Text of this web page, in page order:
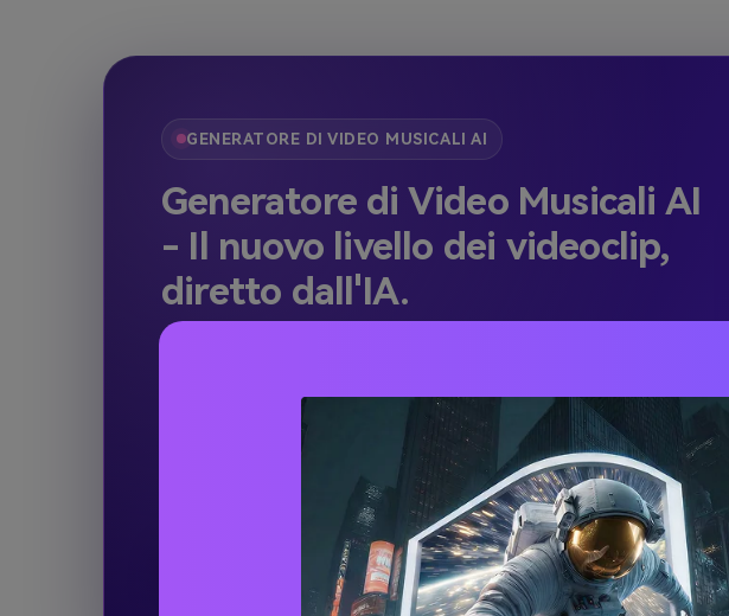
GENERATORE DI VIDEO MUSICALI AI
Generatore di Video Musicali AI
- Il nuovo livello dei videoclip,
diretto dall'IA.
Non è necessario caricare la musica: l'IA trasforma la tua
idea in una colonna sonora originale e in un videoclip
🎵 Crea subito il tuo videoclip